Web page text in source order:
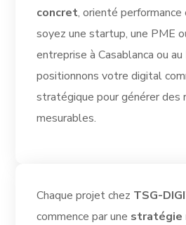
concret, orienté performance
soyez une startup, une PME
entreprise à Casablanca ou au
positionnons votre digital
stratégique pour générer des
mesurables.
Chaque projet chez TSG-
commence par une stratégie